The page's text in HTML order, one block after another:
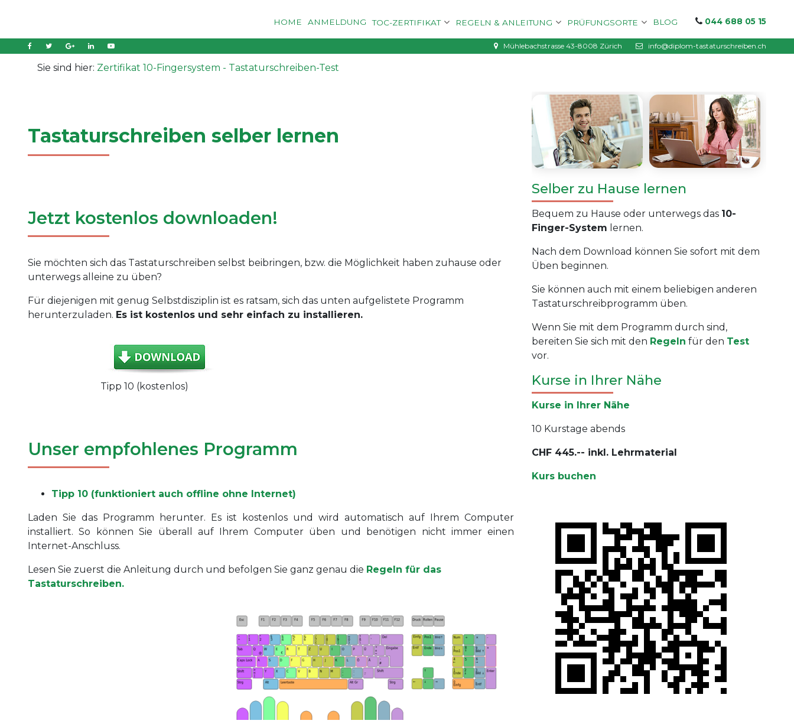
HOME ANMELDUNG TOC-ZERTIFIKAT REGELN & ANLEITUNG PRÜFUNGSORTE BLOG 044 688 05 15
Mühlebachstrasse 43-8008 Zürich info@diplom-tastaturschreiben.ch
Sie sind hier: Zertifikat 10-Fingersystem - Tastaturschreiben-Test
Tastaturschreiben selber lernen
Jetzt kostenlos downloaden!
Sie möchten sich das Tastaturschreiben selbst beibringen, bzw. die Möglichkeit haben zuhause oder
unterwegs alleine zu üben?
Für diejenigen mit genug Selbstdisziplin ist es ratsam, sich das unten aufgelistete Programm
herunterzuladen. Es ist kostenlos und sehr einfach zu installieren.
Tipp 10 (kostenlos)
Unser empfohlenes Programm
Tipp 10 (funktioniert auch offline ohne Internet)
Laden Sie das Programm herunter. Es ist kostenlos und wird automatisch auf Ihrem Computer
installiert. So können Sie überall auf Ihrem Computer üben und benötigen nicht immer einen
Internet-Anschluss.
Lesen Sie zuerst die Anleitung durch und befolgen Sie ganz genau die Regeln für das
Tastaturschreiben.
Selber zu Hause lernen
Bequem zu Hause oder unterwegs das 10-
Finger-System lernen.
Nach dem Download können Sie sofort mit dem
Üben beginnen.
Sie können auch mit einem beliebigen anderen
Tastaturschreibprogramm üben.
Wenn Sie mit dem Programm durch sind,
bereiten Sie sich mit den Regeln für den Test
vor.
Kurse in Ihrer Nähe
Kurse in Ihrer Nähe
10 Kurstage abends
CHF 445.-- inkl. Lehrmaterial
Kurs buchen